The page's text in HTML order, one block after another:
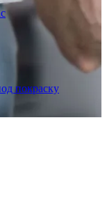
покраску